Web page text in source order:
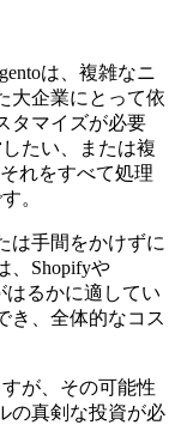
は、複雑なニ
大企業にとって依
タマイズが必要
たい、または複
れをすべて処理
。
は手間をかけずに
、Shopifyや
るかに適してい
き、全体的なコス
が、その可能性
の真剣な投資が必